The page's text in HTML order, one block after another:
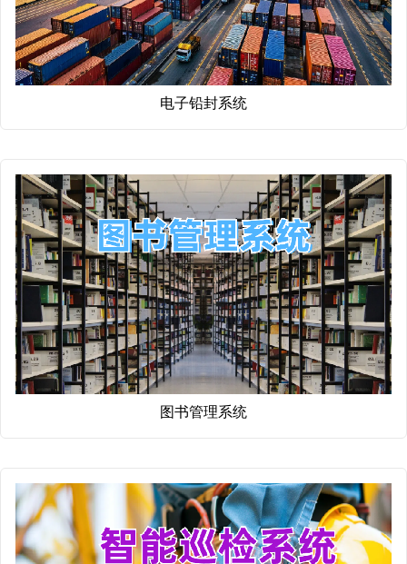
电子铅封系统
图书管理系统